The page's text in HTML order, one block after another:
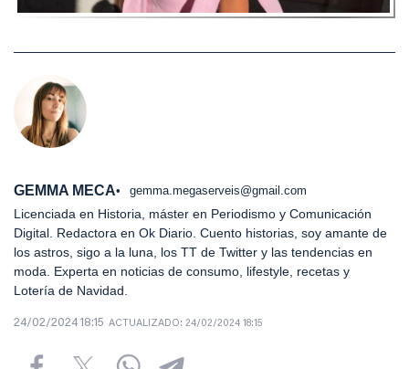
GEMMA MECA gemma.megaserveis@gmail.com
Licenciada en Historia, máster en Periodismo y Comunicación
Digital. Redactora en Ok Diario. Cuento historias, soy amante de
los astros, sigo a la luna, los TT de Twitter y las tendencias en
moda. Experta en noticias de consumo, lifestyle, recetas y
Lotería de Navidad.
24/02/2024 18:15 ACTUALIZADO: 24/02/2024 18:15